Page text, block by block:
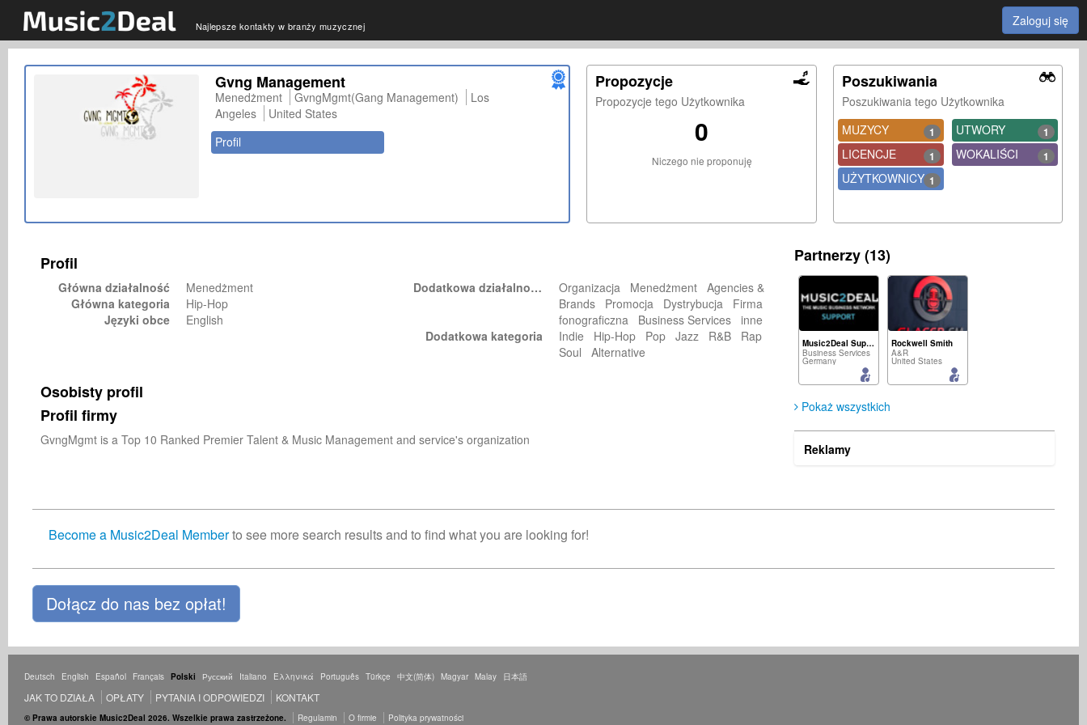
Najlepsze kontakty w branży muzycznej Zaloguj się
Gvng Management
Menedżment GvngMgmt(Gang Management)
Los
Angeles
United States
Profil
Propozycje
Propozycje tego Użytkownika
0
Niczego nie proponuję
Poszukiwania
Poszukiwania tego Użytkownika
MUZYCY
1 UTWORY 1
LICENCJE 1 WOKALIŚCI 1
UŻYTKOWNICY 1
Profil
Główna działalność
Menedżment
Główna kategoria
Hip-Hop
Języki obce
English
Dodatkowa działalność
Organizacja Menedżment Agencies &
Brands Promocja Dystrybucja Firma
fonograficzna Business Services inne
Dodatkowa kategoria
Indie Hip-Hop Pop Jazz R&B Rap
Soul Alternative
Osobisty profil
Profil firmy
GvngMgmt is a Top 10 Ranked Premier Talent & Music Management and service's organization
Partnerzy (13)
Music2Deal Support
Business Services
Germany
Rockwell Smith
A&R
United States
Pokaż wszystkich
Reklamy
Become a Music2Deal Memberto see more search results and to find what you are looking for!
Dołącz do nas bez opłat!
Deutsch English Español Français Polski Русский Italiano Ελληνικά Português Türkçe 中文(简体) Magyar Malay 日本語
JAK TO DZIAŁA OPŁATY PYTANIA I ODPOWIEDZI KONTAKT
© Prawa autorskie Music2Deal 2026. Wszelkie prawa zastrzeżone. Regulamin O firmie Polityka prywatności